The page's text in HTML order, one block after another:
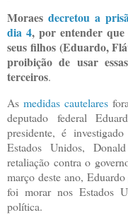
Moraes decretou a
dia 4, por entender que
seus filhos (Eduardo,
proibição de usar
terceiros.
Asmedidas cautelares
deputado federal
presidente, é
Estados Unidos,
retaliação contra o
março deste ano,
foi morar nos Estados
política.